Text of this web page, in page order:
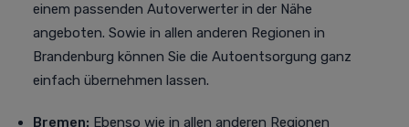
einem passenden Autoverwerter in der Nähe
angeboten. Sowie in allen anderen Regionen in
Brandenburg können Sie die Autoentsorgung ganz
einfach übernehmen lassen.
Bremen: Ebenso wie in allen anderen Regionen